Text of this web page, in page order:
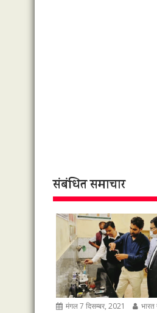
संबंधित समाचार
मंगल 7 दिसम्बर, 2021